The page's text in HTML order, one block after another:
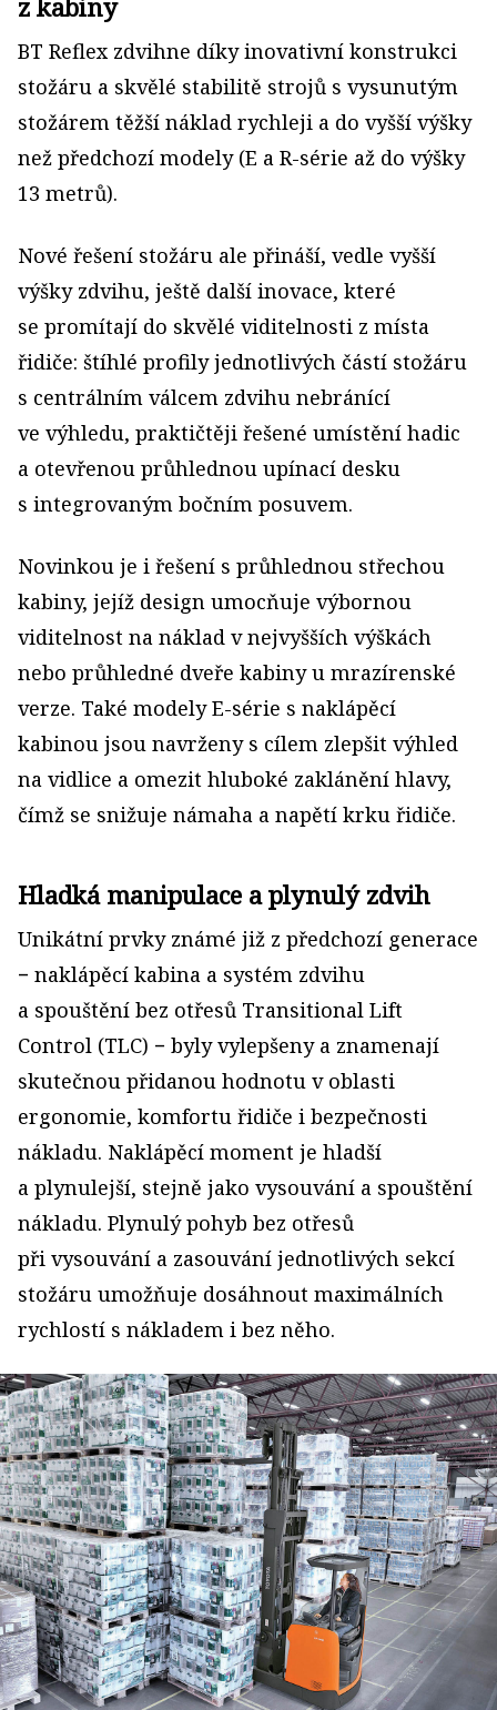
BT Reflex zdvihne díky inovativní konstrukci
stožáru a skvělé stabilitě strojů s vysunutým
stožárem těžší náklad rychleji a do vyšší výšky
než předchozí modely (E a R-série až do výšky
13 metrů).
Nové řešení stožáru ale přináší, vedle vyšší
výšky zdvihu, ještě další inovace, které
se promítají do skvělé viditelnosti z místa
řidiče: štíhlé profily jednotlivých částí stožáru
s centrálním válcem zdvihu nebránící
ve výhledu, praktičtěji řešené umístění hadic
a otevřenou průhlednou upínací desku
s integrovaným bočním posuvem.
Novinkou je i řešení s průhlednou střechou
kabiny, jejíž design umocňuje výbornou
viditelnost na náklad v nejvyšších výškách
nebo průhledné dveře kabiny u mrazírenské
verze. Také modely E-série s naklápěcí
kabinou jsou navrženy s cílem zlepšit výhled
na vidlice a omezit hluboké zaklánění hlavy,
čímž se snižuje námaha a napětí krku řidiče.
Hladká manipulace a plynulý zdvih
Unikátní prvky známé již z předchozí generace
− naklápěcí kabina a systém zdvihu
a spouštění bez otřesů Transitional Lift
Control (TLC) − byly vylepšeny a znamenají
skutečnou přidanou hodnotu v oblasti
ergonomie, komfortu řidiče i bezpečnosti
nákladu. Naklápěcí moment je hladší
a plynulejší, stejně jako vysouvání a spouštění
nákladu. Plynulý pohyb bez otřesů
při vysouvání a zasouvání jednotlivých sekcí
stožáru umožňuje dosáhnout maximálních
rychlostí s nákladem i bez něho.